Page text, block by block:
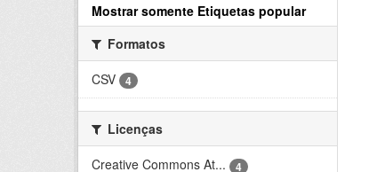
Mostrar somente Etiquetas popular
Formatos
CSV
4
Licenças
Creative Commons At...
4